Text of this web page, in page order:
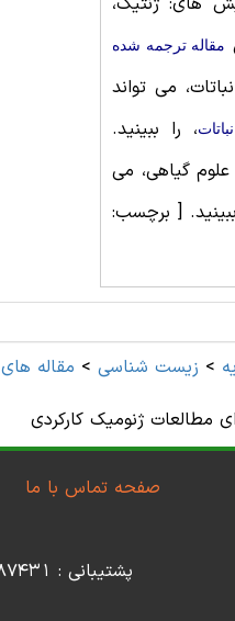
مقاله ترجمه شده
می تواند
، را ببینید.
گیاهی، می
[ برچسب:
> زیست شناسی >
صفحه تماس با ما
پشتیبانی : 09393887431